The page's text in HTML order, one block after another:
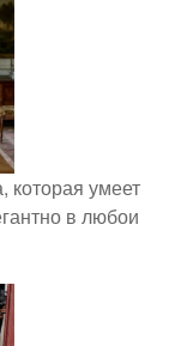
которая умеет
в любои